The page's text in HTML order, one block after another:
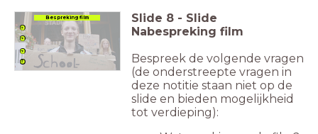
Bespreking film Slide 8 - Slide
Nabespreking film
Bespreek de volgende vragen
(de onderstreepte vragen in
deze notitie staan niet op de
slide en bieden mogelijkheid
tot verdieping):